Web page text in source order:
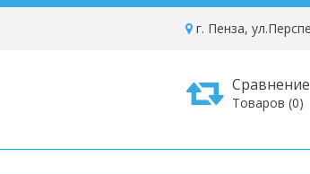
г. Пенза,
Сравнение
Товаров (0)